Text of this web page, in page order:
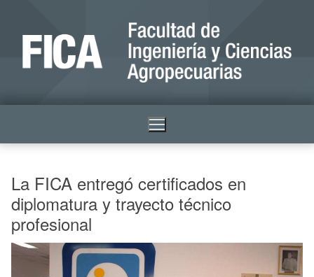
La FICA entregó certificados en
diplomatura y trayecto técnico
profesional